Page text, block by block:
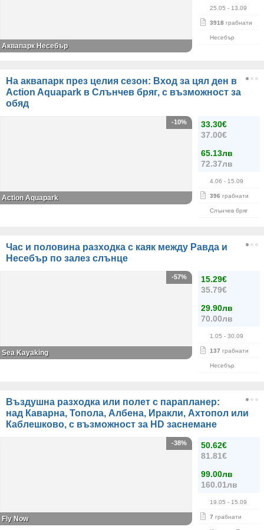
25.05 - 13.09
3918 грабнати
Несебър
Аквапарк Несебър
На аквапарк през целия сезон: Вход за цял ден в
Action Aquapark в Слънчев бряг, с възможност за
обяд
33.30€
37.00€
65.13лв
72.37лв
4.06 - 15.09
396 грабнати
Слънчев бряг
-10%
Action Aquapark
Час и половина разходка с каяк между Равда и
Несебър по залез слънце
15.29€
35.79€
29.90лв
70.00лв
1.05 - 30.09
137 грабнати
Несебър
-57%
Sea Kayaking
Въздушна разходка или полет с парапланер:
над Каварна, Топола, Албена, Иракли, Ахтопол или
Каблешково, с възможност за HD заснемане
50.62€
81.81€
99.00лв
160.01лв
19.05 - 15.09
7 грабнати
-38%
Fly Now